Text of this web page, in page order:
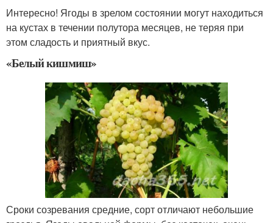
Интересно! Ягоды в зрелом состоянии могут находиться
на кустах в течении полутора месяцев, не теряя при
этом сладость и приятный вкус.
«Белый кишмиш»
Сроки созревания средние, сорт отличают небольшие